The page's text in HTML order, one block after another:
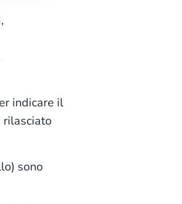
indicare il
rilasciato
sono